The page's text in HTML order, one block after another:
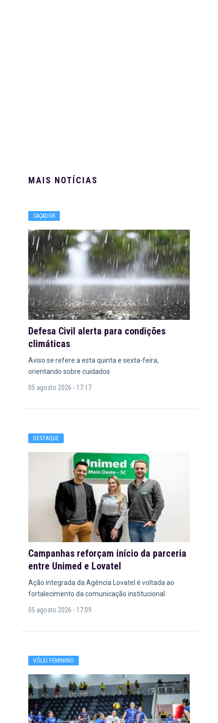
MAIS NOTÍCIAS
CAÇADOR
Defesa Civil alerta para condições
climáticas
Aviso se refere a esta quinta e sexta-feira,
orientando sobre cuidados
05 agosto 2026 - 17:17
DESTAQUE
Campanhas reforçam início da parceria
entre Unimed e Lovatel
Ação integrada da Agência Lovatel é voltada ao
fortalecimento da comunicação institucional
05 agosto 2026 - 17:09
VÔLEI FEMININO